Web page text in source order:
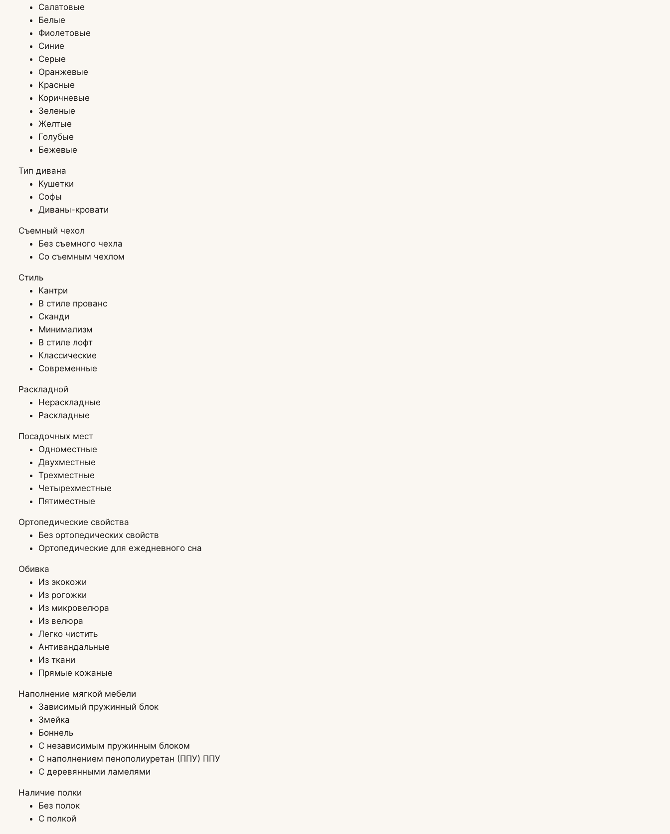
Салатовые
Белые
Фиолетовые
Синие
Серые
Оранжевые
Красные
Коричневые
Зеленые
Желтые
Голубые
Бежевые
Тип дивана
Кушетки
Софы
Диваны-кровати
Съемный чехол
Без съемного чехла
Со съемным чехлом
Стиль
Кантри
В стиле прованс
Сканди
Минимализм
В стиле лофт
Классические
Современные
Раскладной
Нераскладные
Раскладные
Посадочных мест
Одноместные
Двухместные
Трехместные
Четырехместные
Пятиместные
Ортопедические свойства
Без ортопедических свойств
Ортопедические для ежедневного сна
Обивка
Из экокожи
Из рогожки
Из микровелюра
Из велюра
Легко чистить
Антивандальные
Из ткани
Прямые кожаные
Наполнение мягкой мебели
Зависимый пружинный блок
Змейка
Боннель
С независимым пружинным блоком
С наполнением пенополиуретан (ППУ) ППУ
С деревянными ламелями
Наличие полки
Без полок
С полкой